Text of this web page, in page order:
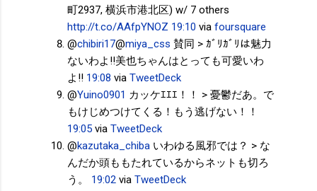
町2937, 横浜市港北区) w/ 7 others
http://t.co/AAfpYNOZ 19:10 via foursquare
@chibiri17@miya_css 賛同 > ｶﾞﾘｶﾞﾘは魅力
ないわよ!!美也ちゃんはとっても可愛いわ
よ!! 19:08 via TweetDeck
@Yuino0901 カッケｴｴｴ！！ > 憂鬱だあ。で
もけじめつけてくる！もう逃げない！！
19:05 via TweetDeck
@kazutaka_chiba いわゆる風邪では？ > な
んだか頭ももたれているからネットも切ろ
う。
19:02 via TweetDeck